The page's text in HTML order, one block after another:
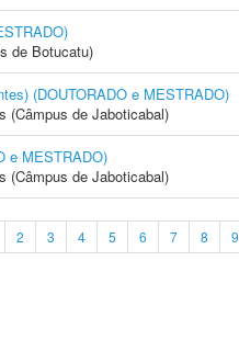
de Botucatu)
(DOUTORADO e MESTRADO)
(Câmpus de Jaboticabal)
e MESTRADO)
(Câmpus de Jaboticabal)
2 3 4 5 6 7 8 9